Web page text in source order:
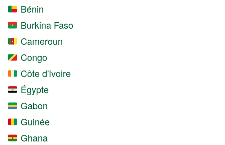
Bénin
Burkina Faso
Cameroun
Congo
Côte d'Ivoire
Égypte
Gabon
Guinée
Ghana